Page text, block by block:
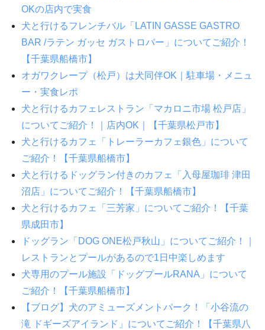
OKの店内で実食
犬と行けるフレンチバル「LATIN GASSE GASTRO
BAR /ラテン ガッセ ガストロバー」についてご紹介！
【千葉県船橋市】
オガワクレープ（松戸）は犬同伴OK｜駐車場・メニュ
ー・実食レポ
犬と行けるカフェレストラン「マカロニ市場 松戸店」
についてご紹介！｜店内OK｜【千葉県松戸市】
犬と行けるカフェ「トレーラーカフェ銀色」について
ご紹介！【千葉県船橋市】
犬と行けるドッグラン付きのカフェ「入母屋珈琲 津田
沼店」についてご紹介！【千葉県船橋市】
犬と行けるカフェ「三芳家」についてご紹介！【千葉
県成田市】
ドッグラン「DOG ONE松戸秋山」についてご紹介！｜
レストランとプールがあるので1日中楽しめます
犬専用のプール施設「ドッグプールRANA」について
ご紹介！【千葉県船橋市】
【ブログ】犬のアミューズメントパーク！「小谷流の
滝 ドギーズアイランド」についてご紹介！【千葉県八